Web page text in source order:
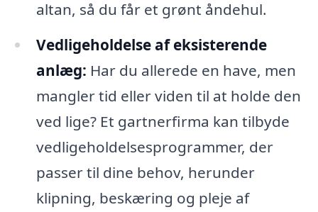
altan, så du får et grønt åndehul.
Vedligeholdelse af eksisterende
anlæg: Har du allerede en have, men
mangler tid eller viden til at holde den
ved lige? Et gartnerfirma kan tilbyde
vedligeholdelsesprogrammer, der
passer til dine behov, herunder
klipning, beskæring og pleje af